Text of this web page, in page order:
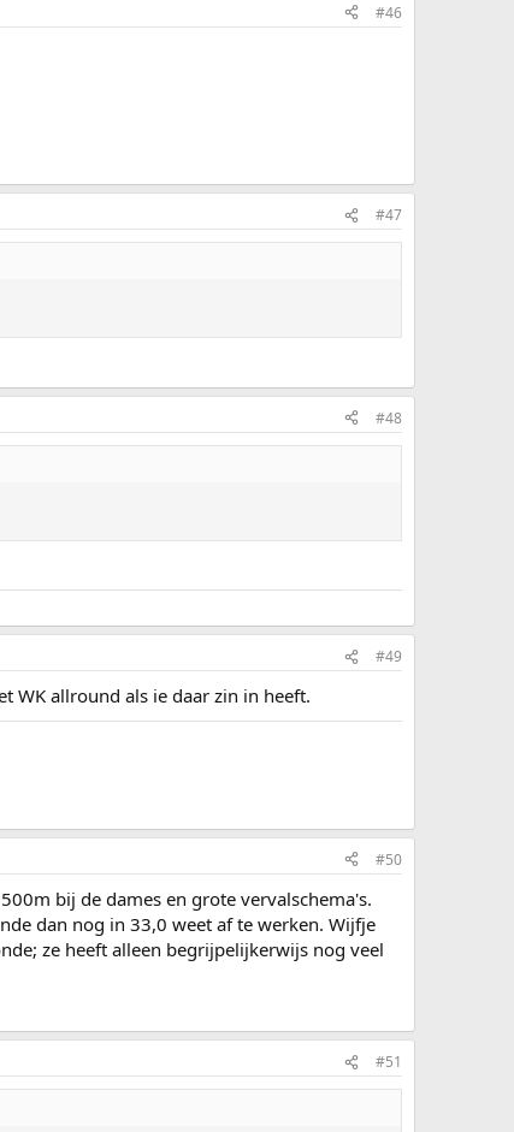
#46
#47
#48
#49
WK allround als ie daar zin in heeft.
#50
bij de dames en grote vervalschema's.
dan nog in 33,0 weet af te werken. Wijfje
ze heeft alleen begrijpelijkerwijs nog veel
#51